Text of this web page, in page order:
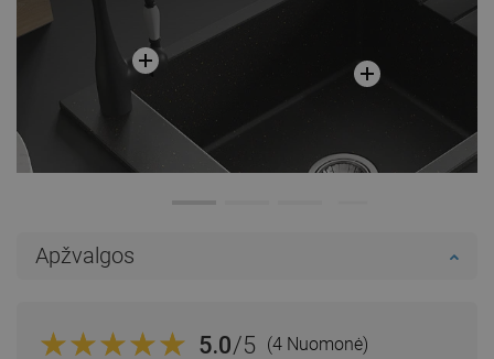
Apžvalgos
5.0/5 (4 Nuomonė)